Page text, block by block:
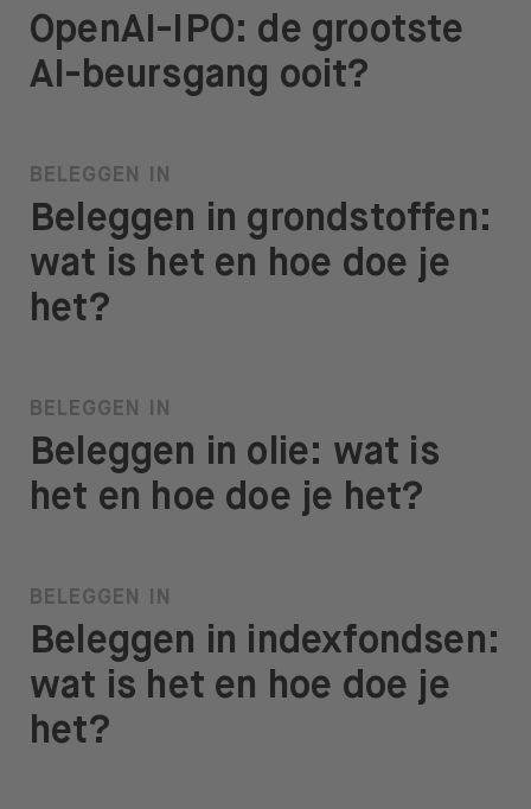
OpenAI-IPO: de grootste
AI-beursgang ooit?
BELEGGEN IN
Beleggen in grondstoffen:
wat is het en hoe doe je
het?
BELEGGEN IN
Beleggen in olie: wat is
het en hoe doe je het?
BELEGGEN IN
Beleggen in indexfondsen:
wat is het en hoe doe je
het?